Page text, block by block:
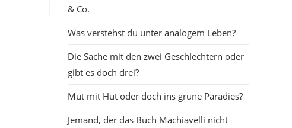
& Co.
Was verstehst du unter analogem Leben?
Die Sache mit den zwei Geschlechtern oder
gibt es doch drei?
Mut mit Hut oder doch ins grüne Paradies?
Jemand, der das Buch Machiavelli nicht